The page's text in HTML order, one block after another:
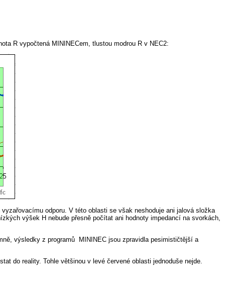
R vypočtená MININECem, tlustou modrou R v NEC2:
odporu. V této oblasti se však neshoduje ani jalová složka
výšek H nebude přesně počítat ani hodnoty impedancí na svorkách,
výsledky z programů MININEC jsou zpravidla pesimističtější a
do reality. Tohle většinou v levé červené oblasti jednoduše nejde.